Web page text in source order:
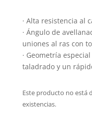
· Alta resistencia al
· Ángulo de
uniones al ras con
· Geometría
taladrado y un
Este producto no está
existencias.